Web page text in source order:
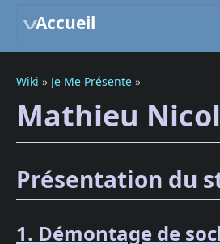
Accueil
Wiki » Je Me Présente »
Mathieu
Présentation du
1. Démontage de